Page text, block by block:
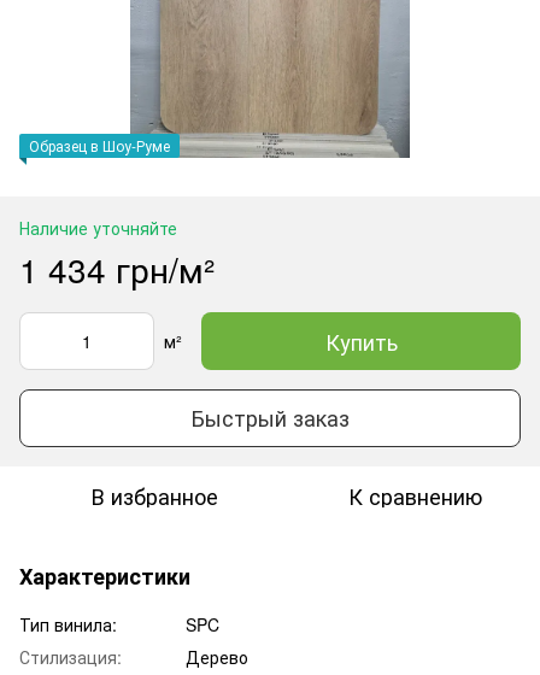
Образец в Шоу-Руме
Наличие уточняйте
1 434 грн/м²
м² Купить
Быстрый заказ
В избранное К сравнению
Характеристики
Тип винила:
SPC
Стилизация:
Дерево